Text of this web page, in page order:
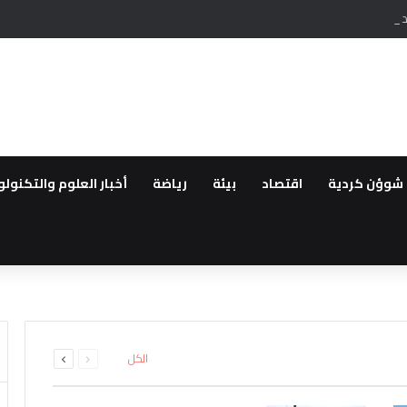
ساعات المولدات في الحسكة وسط شكاوى من الاهالي
شوؤن كردية اقتصاد بيئة رياضة أخبار العلوم
في سوريا رغم تراجع
من مهجري سري كانيه إلى
المدعومة من تركيا لتقليص
“تعزيز التضامن الوطني
سراح الزعيمين الكرديين
الكل الصفحةالصفحة